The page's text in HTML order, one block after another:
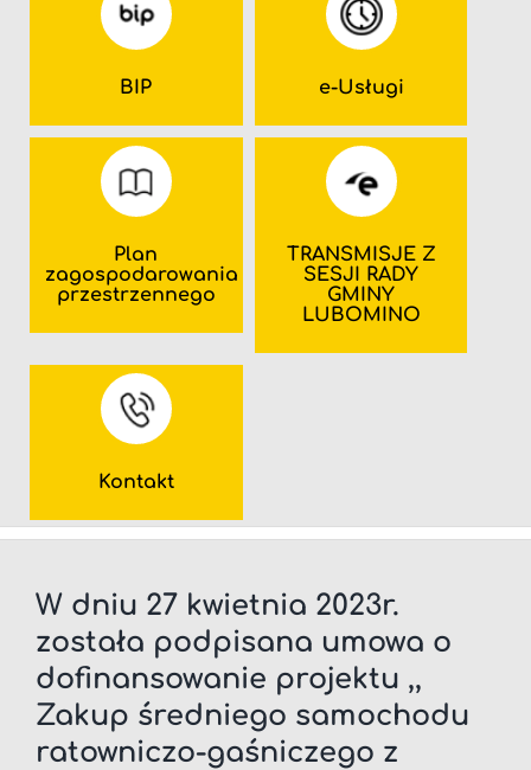
BIP e-Usługi
Plan
zagospodarowania
przestrzennego
TRANSMISJE Z
SESJI RADY
GMINY
LUBOMINO
Kontakt
W dniu 27 kwietnia 2023r.
została podpisana umowa o
dofinansowanie projektu ,,
Zakup średniego samochodu
ratowniczo-gaśniczego z